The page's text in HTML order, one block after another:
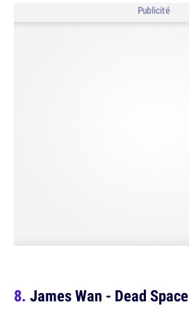
Publicité
James Wan - Dead Space